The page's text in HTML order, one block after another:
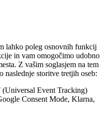
lahko poleg osnovnih funkcij
in vam omogočimo udobno
Z vašim soglasjem na tem
naslednje storitve tretjih oseb:
Event Tracking)
Consent Mode, Klarna,